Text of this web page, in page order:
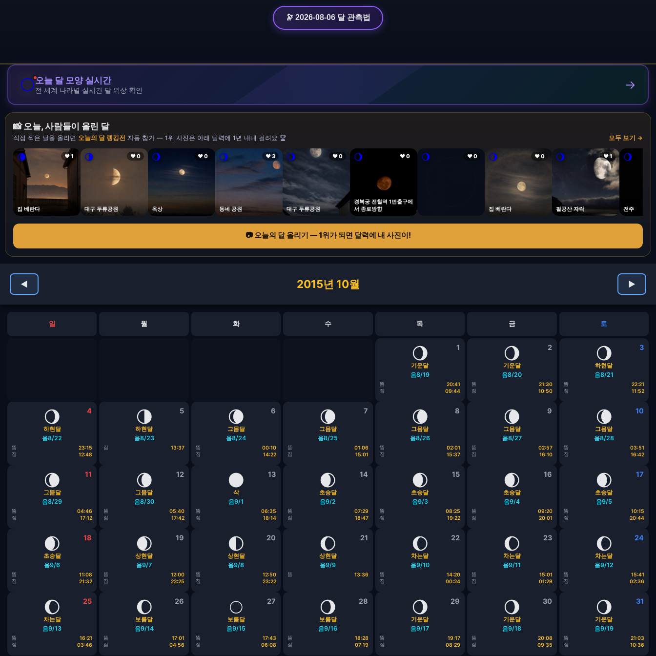
🔭 2026-08-06 달 관측법
🌕오늘 달 모양 실시간
전 세계 나라별 실시간 달 위상 확인 →
📸 오늘, 사람들이 올린 달
직접 찍은 달을 올리면 오늘의 달 랭킹전 자동 참가 — 1위 사진은 아래 달력에 1년 내내 걸려요 🏆 모두 보기 →
🌘 ❤ 1
집 베란다
🌗 ❤ 0
대구 두류공원
🌖 ❤ 0
옥상
🌖 ❤ 3
동네 공원
🌖 ❤ 0
대구 두류공원
🌖 ❤ 0
경복궁 전철역 1번출구에
서 종로방향
🌖 ❤ 0 🌖 ❤ 0
집 베란다
🌖 ❤ 1
팔공산 자락
🌖
전주
📷 오늘의 달 올리기 — 1위가 되면 달력에 내 사진이!
◀ 2015년 10월 ▶
일 월 화 수 목 금 토
1
🌖
기운달
음8/19
뜸
20:41
짐
09:44
2
🌖
기운달
음8/20
뜸
21:30
짐
10:50
3
🌖
하현달
음8/21
뜸
22:21
짐
11:52
4
🌖
하현달
음8/22
뜸
23:15
짐
12:48
5
🌗
하현달
음8/23
짐 13:37
6
🌘
그믐달
음8/24
뜸
00:10
짐
14:22
7
🌘
그믐달
음8/25
뜸
01:06
짐
15:01
8
🌘
그믐달
음8/26
뜸
02:01
짐
15:37
9
🌘
그믐달
음8/27
뜸
02:57
짐
16:10
10
🌘
그믐달
음8/28
뜸
03:51
짐
16:42
11
🌘
그믐달
음8/29
뜸
04:46
짐
17:12
12
🌘
그믐달
음8/30
뜸
05:40
짐
17:42
13
🌑
삭
음9/1
뜸
06:35
짐
18:14
14
🌒
초승달
음9/2
뜸
07:29
짐
18:47
15
🌒
초승달
음9/3
뜸
08:25
짐
19:22
16
🌒
초승달
음9/4
뜸
09:20
짐
20:01
17
🌒
초승달
음9/5
뜸
10:15
짐
20:44
18
🌒
초승달
음9/6
뜸
11:08
짐
21:32
19
🌒
상현달
음9/7
뜸
12:00
짐
22:25
20
🌓
상현달
음9/8
뜸
12:50
짐
23:22
21
🌔
상현달
음9/9
뜸 13:36
22
🌔
차는달
음9/10
뜸
14:20
짐
00:24
23
🌔
차는달
음9/11
뜸
15:01
짐
01:29
24
🌔
차는달
음9/12
뜸
15:41
짐
02:36
25
🌔
차는달
음9/13
뜸
16:21
짐
03:46
26
🌔
보름달
음9/14
뜸
17:01
짐
04:56
27
🌕
보름달
음9/15
뜸
17:43
짐
06:08
28
🌖
보름달
음9/16
뜸
18:28
짐
07:19
29
🌖
기운달
음9/17
뜸
19:17
짐
08:29
30
🌖
기운달
음9/18
뜸
20:08
짐
09:35
31
🌖
기운달
음9/19
뜸
21:03
짐
10:36